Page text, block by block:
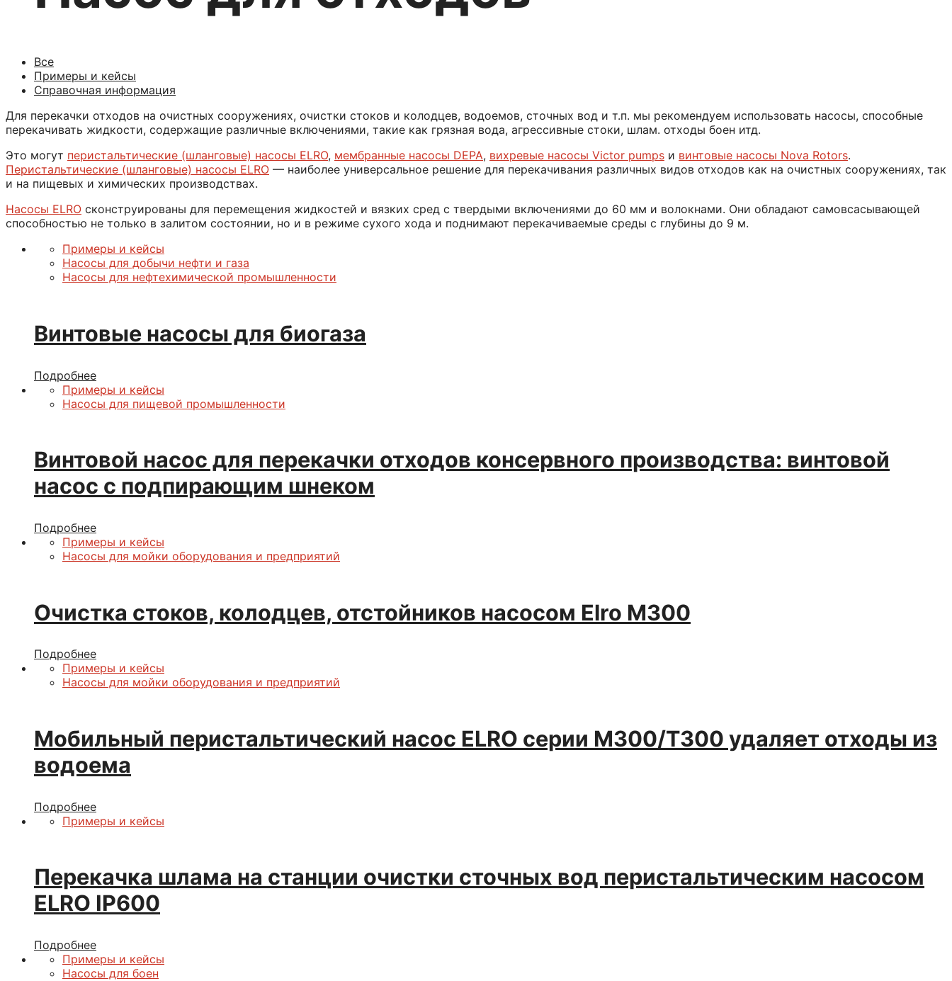
Все
Примеры и кейсы
Справочная информация
Для перекачки отходов на очистных сооружениях, очистки стоков и колодцев, водоемов, сточных вод и т.п. мы рекомендуем использовать насосы, способные
перекачивать жидкости, содержащие различные включениями, такие как грязная вода, агрессивные стоки, шлам. отходы боен итд.
Это могут перистальтические (шланговые) насосы ELRO, мембранные насосы DEPA, вихревые насосы Victor pumps и винтовые насосы Nova Rotors.
Перистальтические (шланговые) насосы ELRO — наиболее универсальное решение для перекачивания различных видов отходов как на очистных сооружениях, так
и на пищевых и химических производствах.
Насосы ELRO сконструированы для перемещения жидкостей и вязких сред с твердыми включениями до 60 мм и волокнами. Они обладают самовсасывающей
способностью не только в залитом состоянии, но и в режиме сухого хода и поднимают перекачиваемые среды с глубины до 9 м.
Примеры и кейсы
Насосы для добычи нефти и газа
Насосы для нефтехимической промышленности
Винтовые насосы для биогаза
Подробнее
Примеры и кейсы
Насосы для пищевой промышленности
Винтовой насос для перекачки отходов консервного производства: винтовой
насос с подпирающим шнеком
Подробнее
Примеры и кейсы
Насосы для мойки оборудования и предприятий
Очистка стоков, колодцев, отстойников насосом Elro M300
Подробнее
Примеры и кейсы
Насосы для мойки оборудования и предприятий
Мобильный перистальтический насос ELRO серии М300/Т300 удаляет отходы из
водоема
Подробнее
Примеры и кейсы
Перекачка шлама на станции очистки сточных вод перистальтическим насосом
ELRO IP600
Подробнее
Примеры и кейсы
Насосы для боен